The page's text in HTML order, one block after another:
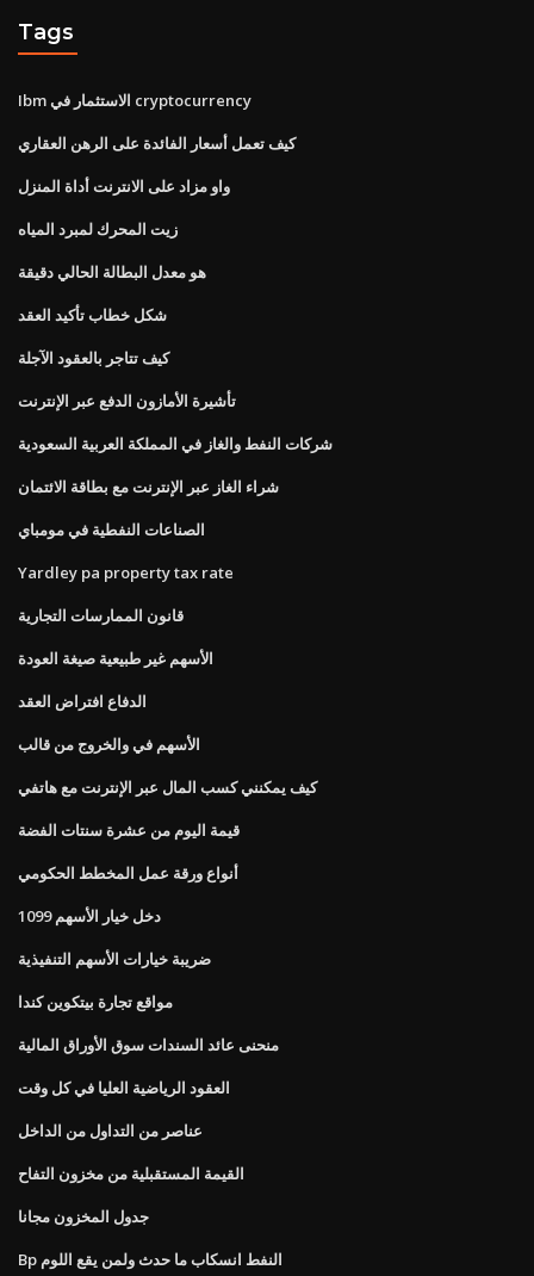
Tags
Ibm الاستثمار في cryptocurrency
كيف تعمل أسعار الفائدة على الرهن العقاري
واو مزاد على الانترنت أداة المنزل
زيت المحرك لمبرد المياه
هو معدل البطالة الحالي دقيقة
شكل خطاب تأكيد العقد
كيف تتاجر بالعقود الآجلة
تأشيرة الأمازون الدفع عبر الإنترنت
شركات النفط والغاز في المملكة العربية السعودية
شراء الغاز عبر الإنترنت مع بطاقة الائتمان
الصناعات النفطية في مومباي
Yardley pa property tax rate
قانون الممارسات التجارية
الأسهم غير طبيعية صيغة العودة
الدفاع افتراض العقد
الأسهم في والخروج من قالب
كيف يمكنني كسب المال عبر الإنترنت مع هاتفي
قيمة اليوم من عشرة سنتات الفضة
أنواع ورقة عمل المخطط الحكومي
1099 دخل خيار الأسهم
ضريبة خيارات الأسهم التنفيذية
مواقع تجارة بيتكوين كندا
منحنى عائد السندات سوق الأوراق المالية
العقود الرياضية العليا في كل وقت
عناصر من التداول من الداخل
القيمة المستقبلية من مخزون التفاح
جدول المخزون مجانا
Bp النفط انسكاب ما حدث ولمن يقع اللوم